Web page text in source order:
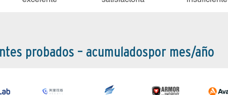
probados – acumuladospor mes/año